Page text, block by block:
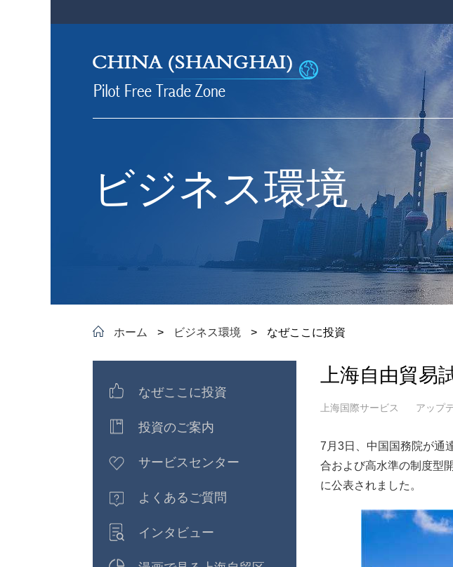
ビジネス環境
ホーム > ビジネス環境 > なぜここに投資
なぜここに投資
投資のご案内
サービスセンター
よくあるご質問
インタビュー
上海自由貿易
上海国際サービス アップ
7月3日、中国国務院が通
合および高水準の制度型
に公表されました。